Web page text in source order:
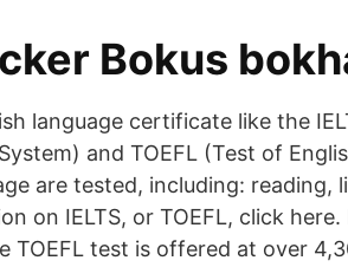
Bokus
language certificate like the
and TOEFL (Test of
are tested, including: reading,
on IELTS, or TOEFL, click
TOEFL test is offered at over